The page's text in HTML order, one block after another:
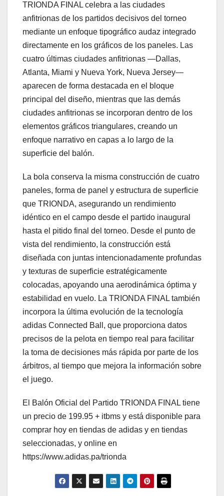
TRIONDA FINAL celebra a las ciudades
anfitrionas de los partidos decisivos del torneo
mediante un enfoque tipográfico audaz integrado
directamente en los gráficos de los paneles. Las
cuatro últimas ciudades anfitrionas —Dallas,
Atlanta, Miami y Nueva York, Nueva Jersey—
aparecen de forma destacada en el bloque
principal del diseño, mientras que las demás
ciudades anfitrionas se incorporan dentro de los
elementos gráficos triangulares, creando un
enfoque narrativo en capas a lo largo de la
superficie del balón.
La bola conserva la misma construcción de cuatro
paneles, forma de panel y estructura de superficie
que TRIONDA, asegurando un rendimiento
idéntico en el campo desde el partido inaugural
hasta el pitido final del torneo. Desde el punto de
vista del rendimiento, la construcción está
diseñada con juntas intencionadamente profundas
y texturas de superficie estratégicamente
colocadas, apoyando una aerodinámica óptima y
estabilidad en vuelo. La TRIONDA FINAL también
incorpora la última evolución de la tecnología
adidas Connected Ball, que proporciona datos
precisos de la pelota en tiempo real para facilitar
la toma de decisiones más rápida por parte de los
árbitros, al tiempo que mejora la información sobre
el juego.
El Balón Oficial del Partido TRIONDA FINAL tiene
un precio de 199.95 + itbms y está disponible para
comprar hoy en tiendas de adidas y en tiendas
seleccionadas, y online en
https://www.adidas.pa/trionda